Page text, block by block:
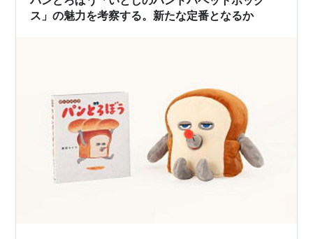
ス」の魅力を考察する。新たな定番となるか